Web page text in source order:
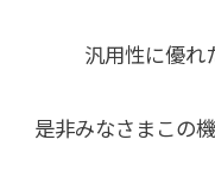
汎用性に優れ
是非みなさまこの